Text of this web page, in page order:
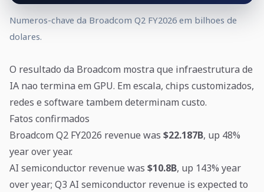
Numeros-chave da Broadcom Q2 FY2026 em bilhoes de
dolares.
O resultado da Broadcom mostra que infraestrutura de
IA nao termina em GPU. Em escala, chips customizados,
redes e software tambem determinam custo.
Fatos confirmados
Broadcom Q2 FY2026 revenue was $22.187B, up 48%
year over year.
AI semiconductor revenue was $10.8B, up 143% year
over year; Q3 AI semiconductor revenue is expected to